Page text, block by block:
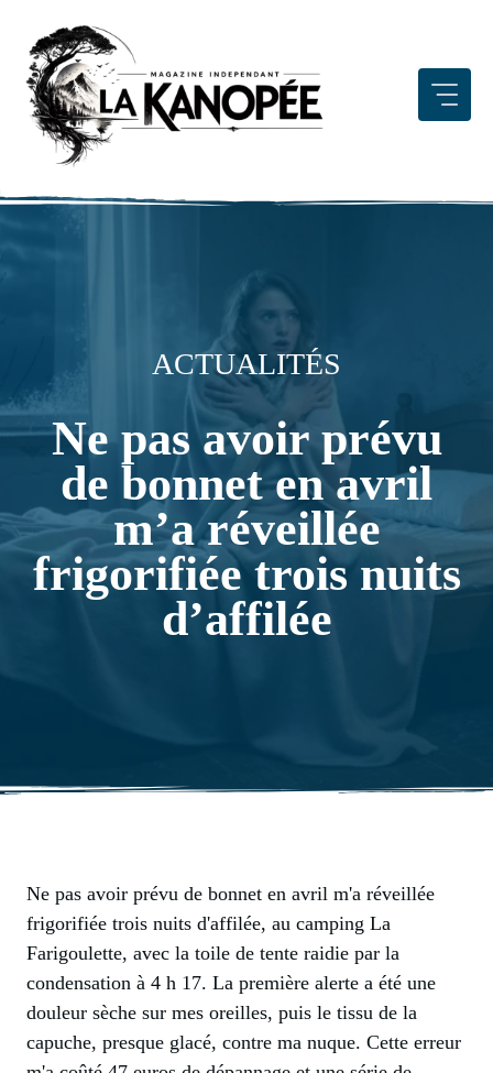
contenu
ACTUALITÉS
Ne pas avoir prévu
de bonnet en avril
m’a réveillée
frigorifiée trois nuits
d’affilée
Ne pas avoir prévu de bonnet en avril m'a réveillée
frigorifiée trois nuits d'affilée, au camping La
Farigoulette, avec la toile de tente raidie par la
condensation à 4 h 17. La première alerte a été une
douleur sèche sur mes oreilles, puis le tissu de la
capuche, presque glacé, contre ma nuque. Cette erreur